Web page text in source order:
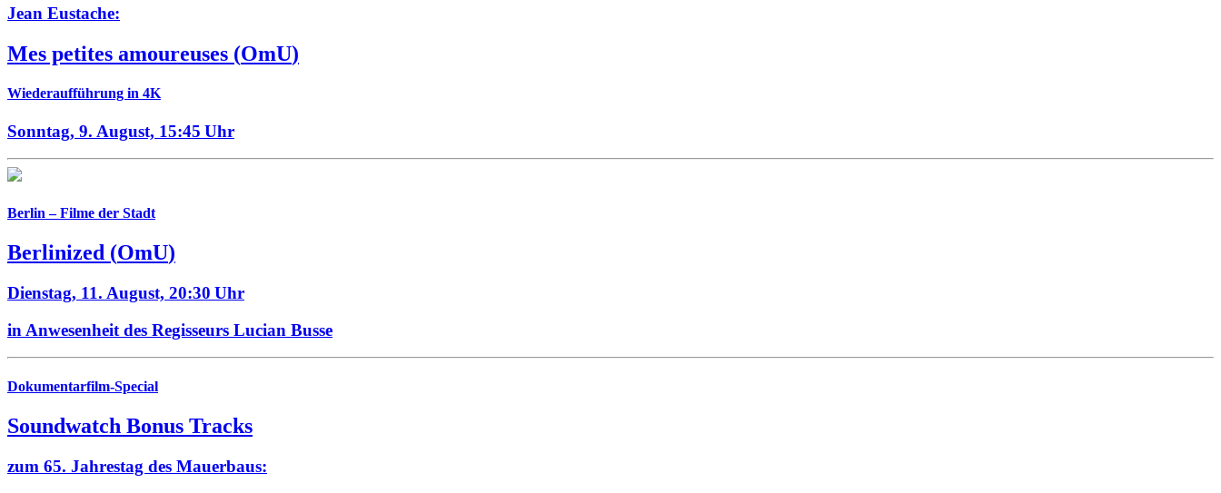
Jean Eustache:
Mes petites amoureuses (OmU)
Wiederaufführung in 4K
Sonntag, 9. August, 15:45 Uhr
Berlin – Filme der Stadt
Berlinized (OmU)
Dienstag, 11. August, 20:30 Uhr
in Anwesenheit des Regisseurs Lucian Busse
Dokumentarfilm-Special
Soundwatch Bonus Tracks
zum 65. Jahrestag des Mauerbaus: